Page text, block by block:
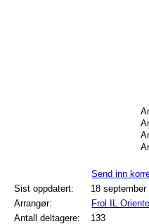
Send inn
Sist oppdatert:
18
Arrangør:
Frol IL
Antall deltagere:
133